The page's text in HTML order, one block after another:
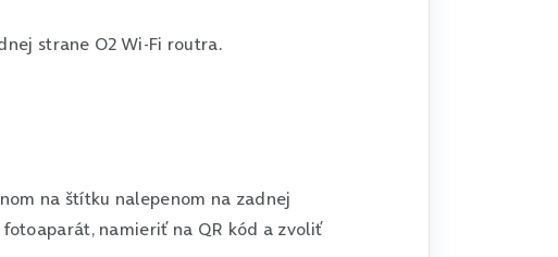
strane O2 Wi-Fi routra.
na štítku nalepenom na zadnej
namieriť na QR kód a zvoliť